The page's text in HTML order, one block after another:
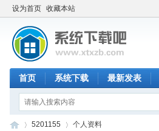
设为首页 收藏本站
首页 系统下载 最新发表
5201155 个人资料